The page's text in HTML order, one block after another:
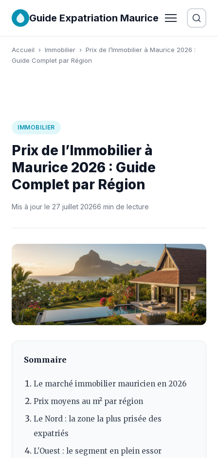
Guide Expatriation Maurice
Accueil › Immobilier › Prix de l’Immobilier à Maurice 2026 :
Guide Complet par Région
IMMOBILIER
Prix de l’Immobilier à
Maurice 2026 : Guide
Complet par Région
Mis à jour le 27 juillet 20266 min de lecture
Sommaire
Le marché immobilier mauricien en 2026
Prix moyens au m² par région
Le Nord : la zone la plus prisée des
expatriés
L'Ouest : le segment en plein essor